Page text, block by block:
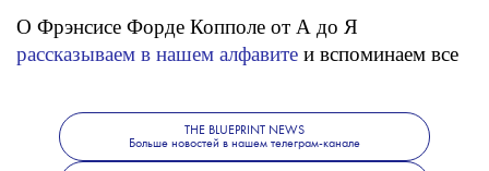
О Фрэнсисе Форде Копполе от А до Я
рассказываем в нашем алфавите и вспоминаем все
Больше новостей о моде, красоте
THE BLUEPRINT NEWS
Больше новостей в нашем телеграм-канале